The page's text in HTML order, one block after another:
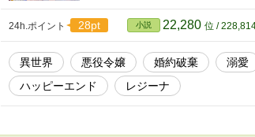
り開くの！！ しかし、入学した先で
運命感じないか？」 ――な ん で い
は王子の方からグイグイくるんです
24h.ポイント 28pt 小説 22,280 位 /
異世界 悪役令嬢 婚約破棄 溺愛
ハッピーエンド
レジーナ